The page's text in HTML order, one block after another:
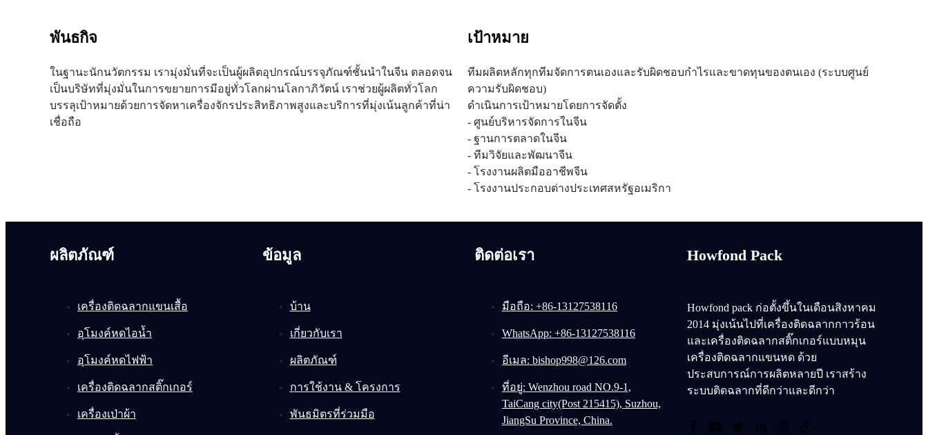
พันธกิจ
ในฐานะนักนวัตกรรม เรามุ่งมั่นที่จะเป็นผู้ผลิตอุปกรณ์บรรจุภัณฑ์ชั้นนำในจีน ตลอดจน
เป็นบริษัทที่มุ่งมั่นในการขยายการมีอยู่ทั่วโลกผ่านโลกาภิวัตน์ เราช่วยผู้ผลิตทั่วโลก
บรรลุเป้าหมายด้วยการจัดหาเครื่องจักรประสิทธิภาพสูงและบริการที่มุ่งเน้นลูกค้าที่น่า
เชื่อถือ
เป้าหมาย
ทีมผลิตหลักทุกทีมจัดการตนเองและรับผิดชอบกำไรและขาดทุนของตนเอง (ระบบศูนย์
ความรับผิดชอบ)
ดำเนินการเป้าหมายโดยการจัดตั้ง
- ศูนย์บริหารจัดการในจีน
- ฐานการตลาดในจีน
- ทีมวิจัยและพัฒนาจีน
- โรงงานผลิตมืออาชีพจีน
- โรงงานประกอบต่างประเทศสหรัฐอเมริกา
ผลิตภัณฑ์
เครื่องติดฉลากแขนเสื้อ
อุโมงค์หดไอน้ำ
อุโมงค์หดไฟฟ้า
เครื่องติดฉลากสติ๊กเกอร์
เครื่องเป่าผ้า
ข้อมูล
บ้าน
เกี่ยวกับเรา
ผลิตภัณฑ์
การใช้งาน & โครงการ
พันธมิตรที่ร่วมมือ
ติดต่อเรา
มือถือ: +86-13127538116
WhatsApp: +86-13127538116
อีเมล: bishop998@126.com
ที่อยู่: Wenzhou road NO.9-1,
TaiCang city(Post 215415), Suzhou,
JiangSu Province, China.
Howfond Pack
Howfond pack ก่อตั้งขึ้นในเดือนสิงหาคม
2014 มุ่งเน้นไปที่เครื่องติดฉลากกาวร้อน
และเครื่องติดฉลากสติ๊กเกอร์แบบหมุน
เครื่องติดฉลากแขนหด ด้วย
ประสบการณ์การผลิตหลายปี เราสร้าง
ระบบติดฉลากที่ดีกว่าและดีกว่า